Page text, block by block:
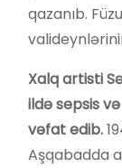
qazanıb.
Xalq artisti
ildə sepsis
vəfat edib.
Aşqabadda